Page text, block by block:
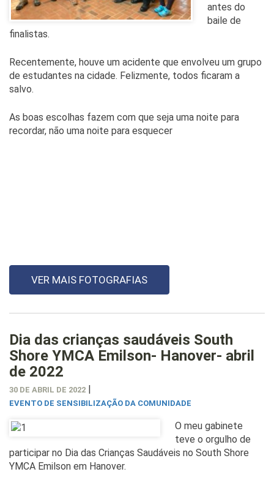
antes do
baile de
finalistas.
Recentemente, houve um acidente que envolveu um grupo
de estudantes na cidade. Felizmente, todos ficaram a
salvo.
As boas escolhas fazem com que seja uma noite para
recordar, não uma noite para esquecer
VER MAIS FOTOGRAFIAS
Dia das crianças saudáveis South
Shore YMCA Emilson- Hanover- abril
de 2022
30 DE ABRIL DE 2022 |
EVENTO DE SENSIBILIZAÇÃO DA COMUNIDADE
O meu gabinete
teve o orgulho de
participar no Dia das Crianças Saudáveis no South Shore
YMCA Emilson em Hanover.